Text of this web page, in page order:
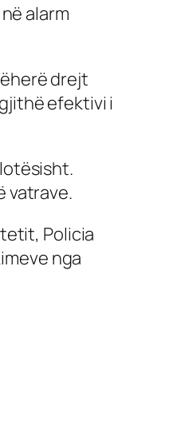
alarm
drejt
efektivi i
vatrave.
Policia
nga